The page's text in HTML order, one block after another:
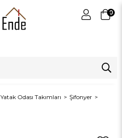
0
Yatak Odası Takımları Şifonyer